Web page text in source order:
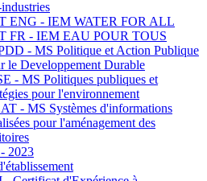
ENG - IEM WATER FOR ALL
FR - IEM EAU POUR TOUS
- MS Politique et Action Publique
le Developpement Durable
- MS Politiques publiques et
pour l'environnement
- MS Systèmes d'informations
pour l'aménagement des
2023